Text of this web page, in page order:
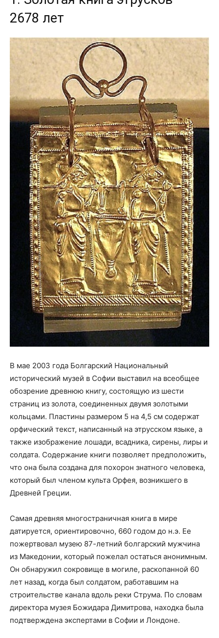
2678 лет
В мае 2003 года Болгарский Национальный
исторический музей в Софии выставил на всеобщее
обозрение древнюю книгу, состоящую из шести
страниц из золота, соединенных двумя золотыми
кольцами. Пластины размером 5 на 4,5 см содержат
орфический текст, написанный на этрусском языке, а
также изображение лошади, всадника, сирены, лиры и
солдата. Содержание книги позволяет предположить,
что она была создана для похорон знатного человека,
который был членом культа Орфея, возникшего в
Древней Греции.
Самая древняя многостраничная книга в мире
датируется, ориентировочно, 660 годом до н.э. Ее
пожертвовал музею 87-летний болгарский мужчина
из Македонии, который пожелал остаться анонимным.
Он обнаружил сокровище в могиле, раскопанной 60
лет назад, когда был солдатом, работавшим на
строительстве канала вдоль реки Струма. По словам
директора музея Божидара Димитрова, находка была
подтверждена экспертами в Софии и Лондоне.